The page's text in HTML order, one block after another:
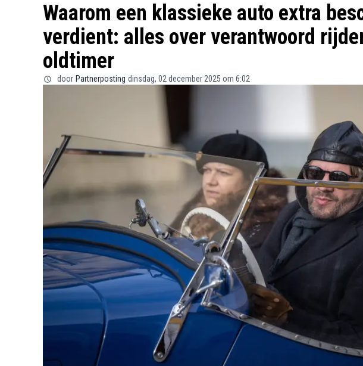
Waarom een klassieke auto extra
verdient: alles over verantwoord
oldtimer
door Partnerposting dinsdag, 02 december 2025 om 6:02